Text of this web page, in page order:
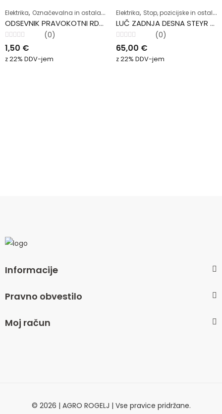
Elektrika, Označevalna in ostala oprema
ODSEVNIK PRAVOKOTNI RDEČ SAMOLEPILNI
Ocenjeno
0
od
5
(0)
1,50 €
z 22% DDV-jem
Elektrika, Stop, pozicijske in ostale luči
LUČ ZADNJA DESNA STEYR 9000
Ocenjeno
0
od
5
(0)
65,00 €
z 22% DDV-jem
Informacije
Pravno obvestilo
Moj račun
© 2026 | AGRO ROGELJ | Vse pravice pridržane.